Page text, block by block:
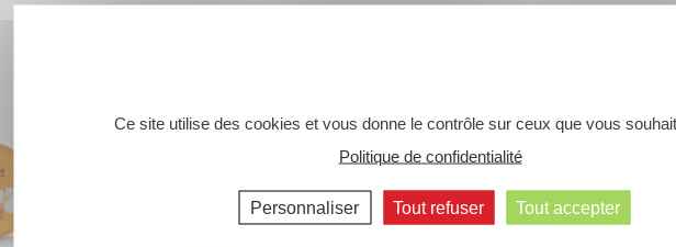
Ce site utilise des cookies et vous donne le contrôle sur ceux que vous
Politique de confidentialité
Personnaliser Tout refuser Tout accepter